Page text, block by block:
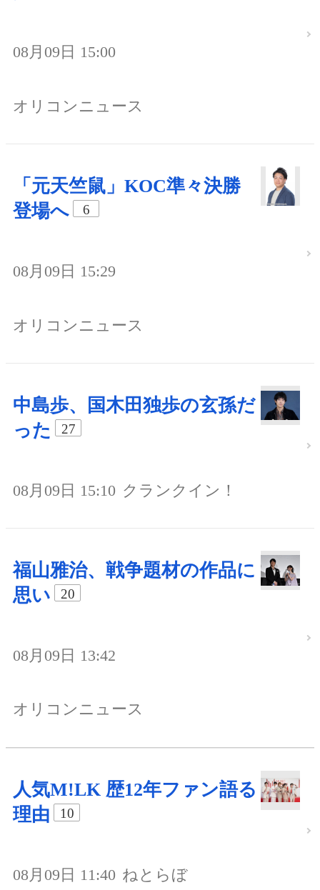
08月09日 15:00
オリコンニュース
「元天竺鼠」KOC準々決勝
登場へ
6
08月09日 15:29
オリコンニュース
中島歩、国木田独歩の玄孫だ
った
27
08月09日 15:10 クランクイン！
福山雅治、戦争題材の作品に
思い
20
08月09日 13:42
オリコンニュース
人気M!LK 歴12年ファン語る
理由
10
08月09日 11:40 ねとらぼ